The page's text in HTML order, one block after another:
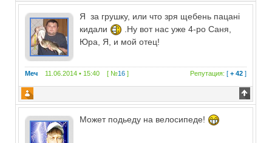
Я за грушку, или что зря щебень пацані
кидали
.Ну вот нас уже 4-ро Саня,
Юра, Я, и мой отец!
Меч 11.06.2014 • 15:40 [ №16 ] Репутация: [+ 42 ]
Может подьеду на велосипеде!